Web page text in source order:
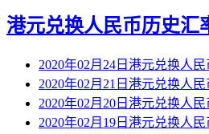
港元兑换人民币历史汇
2020年02月24日港元兑换人
2020年02月21日港元兑换人
2020年02月20日港元兑换人
2020年02月19日港元兑换人